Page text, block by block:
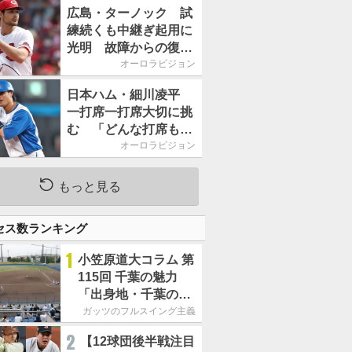
催
広島・ターノック 試
練続くも中継ぎ起用に
光明 故障からの復帰
期す／助っ人前半戦通
オーロラビジョン
日本ハム・細川凌平
一打席一打席大切に挑
む 「どんな打席も何
か意味のある打席にし
く！
オーロラビジョン
もっと見る
ス数ランキング
1 小笠原道大コラム 第
115回 千葉の魅力
「出身地・千葉の話
の続き。昔から野球
す」
ガッツのフルスイング主義
2 【12球団後半戦注目